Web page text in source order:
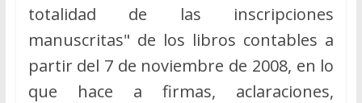
totalidad de las inscripciones
manuscritas" de los libros contables a
partir del 7 de noviembre de 2008, en lo
que hace a firmas, aclaraciones,